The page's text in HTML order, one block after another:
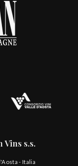
Vins s.s.
- Italia